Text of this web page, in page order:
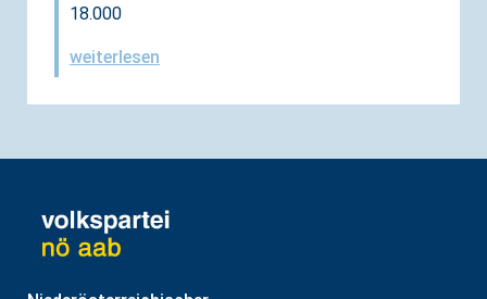
18.000
weiterlesen